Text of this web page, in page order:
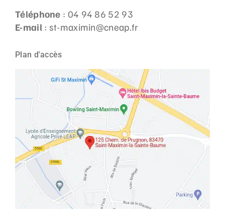
Téléphone : 04 94 86 52 93
E-mail : st-maximin@cneap.fr
Plan d'accès